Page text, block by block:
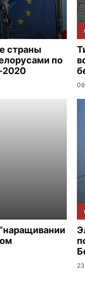
страны
по
2020